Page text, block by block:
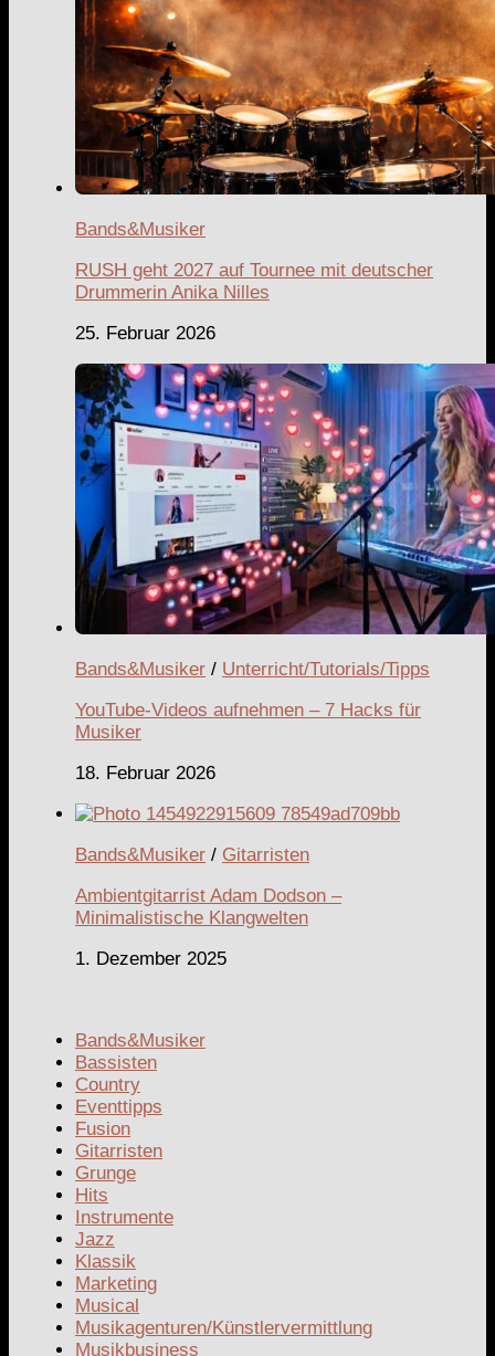
Bands&Musiker
RUSH geht 2027 auf Tournee mit deutscher
Drummerin Anika Nilles
25. Februar 2026
Bands&Musiker / Unterricht/Tutorials/Tipps
YouTube-Videos aufnehmen – 7 Hacks für
Musiker
18. Februar 2026
Bands&Musiker / Gitarristen
Ambientgitarrist Adam Dodson –
Minimalistische Klangwelten
1. Dezember 2025
Bands&Musiker
Bassisten
Country
Eventtipps
Fusion
Gitarristen
Grunge
Hits
Instrumente
Jazz
Klassik
Marketing
Musical
Musikagenturen/Künstlervermittlung
Musikbusiness